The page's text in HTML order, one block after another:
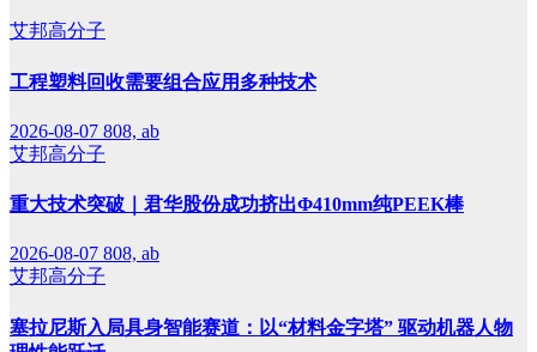
艾邦高分子
工程塑料回收需要组合应用多种技术
2026-08-07 808, ab
艾邦高分子
重大技术突破｜君华股份成功挤出Φ410mm纯PEEK棒
2026-08-07 808, ab
艾邦高分子
塞拉尼斯入局具身智能赛道：以“材料金字塔” 驱动机器人物